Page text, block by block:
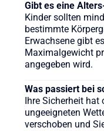
Gibt es eine
Kinder sollten
bestimmte
Erwachsene gibt
Maximalgewicht
angegeben wird.
Was passiert bei
Ihre Sicherheit hat
ungeeigneten
verschoben und